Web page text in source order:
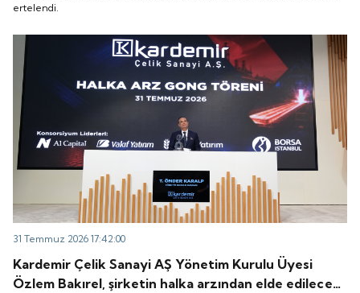
ertelendi.
31 Temmuz 2026 17:42:00
Kardemir Çelik Sanayi AŞ Yönetim Kurulu Üyesi
Özlem Bakırel, şirketin halka arzından elde edilecek